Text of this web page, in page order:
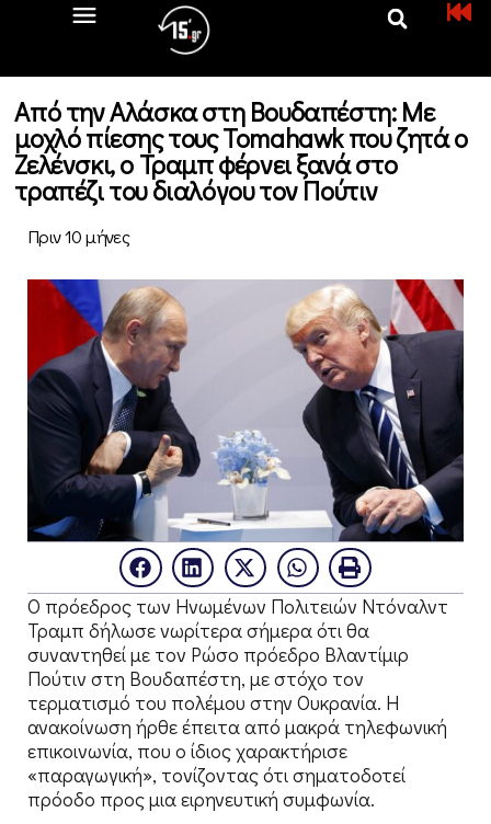
Από την Αλάσκα στη Βουδαπέστη: Με
μοχλό πίεσης τους Tomahawk που ζητά ο
Ζελένσκι, ο Τραμπ φέρνει ξανά στο
τραπέζι του διαλόγου τον Πούτιν
Πριν 10 μήνες
Ο πρόεδρος των Ηνωμένων Πολιτειών Ντόναλντ
Τραμπ δήλωσε νωρίτερα σήμερα ότι θα
συναντηθεί με τον Ρώσο πρόεδρο Βλαντίμιρ
Πούτιν στη Βουδαπέστη, με στόχο τον
τερματισμό του πολέμου στην Ουκρανία. Η
ανακοίνωση ήρθε έπειτα από μακρά τηλεφωνική
επικοινωνία, που ο ίδιος χαρακτήρισε
«παραγωγική», τονίζοντας ότι σηματοδοτεί
πρόοδο προς μια ειρηνευτική συμφωνία.